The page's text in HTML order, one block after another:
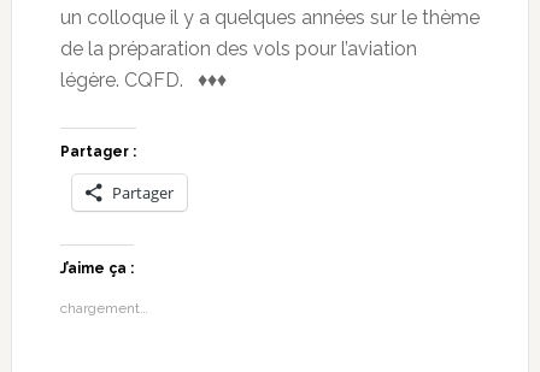
un colloque il y a quelques années sur le thème
de la préparation des vols pour l’aviation
légère. CQFD. ♦♦♦
Partager :
Partager
J’aime ça :
chargement…